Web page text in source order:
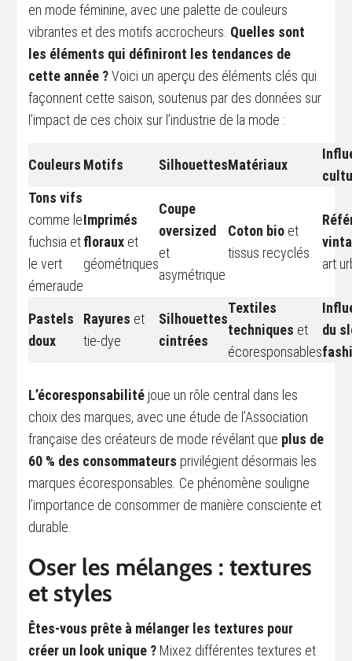
en mode féminine, avec une palette de couleurs
vibrantes et des motifs accrocheurs. Quelles sont
les éléments qui définiront les tendances de
cette année ?Voici un aperçu des éléments clés qui
façonnent cette saison, soutenus par des données sur
l’impact de ces choix sur l’industrie de la mode :
Couleurs Motifs SilhouettesMatériaux
Tons vifs
comme le
fuchsia et
le vert
émeraude
Imprimés
floraux et
géométriques
Coupe
oversized
et
asymétrique
Coton bio et
tissus recyclés
art
Pastels
doux
Rayures et
tie-dye
Silhouettes
cintrées
Textiles
techniques et
écoresponsables
du
L’écoresponsabilité joue un rôle central dans les
choix des marques, avec une étude de l’Association
française des créateurs de mode révélant que plus de
60 % des consommateurs privilégient désormais les
marques écoresponsables. Ce phénomène souligne
l’importance de consommer de manière consciente et
durable.
Oser les mélanges : textures
et styles
Êtes-vous prête à mélanger les textures pour
créer un look unique ? Mixez différentes textures et